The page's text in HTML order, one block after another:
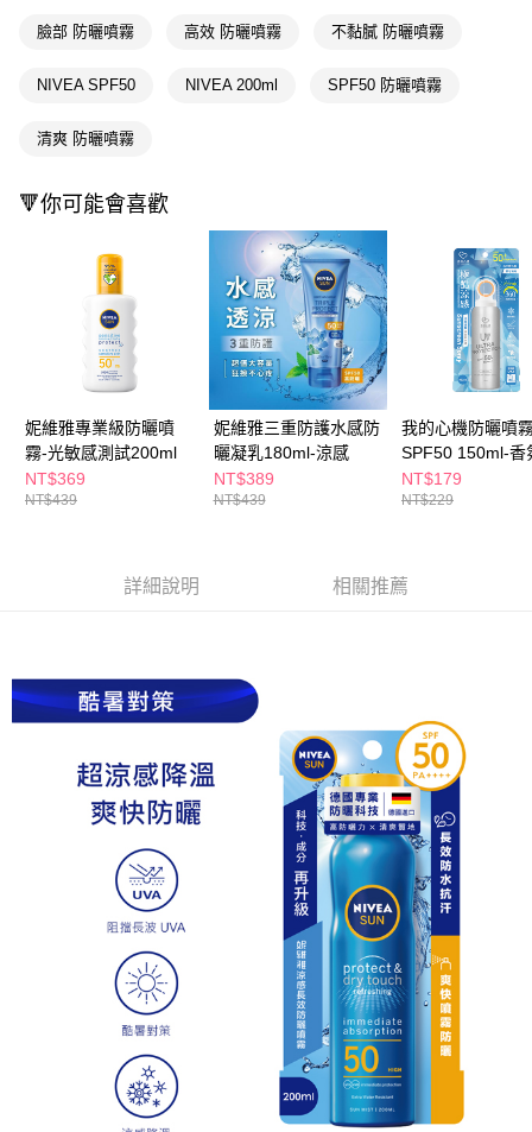
結帳頁面，進行簡訊認證並確認金額後，即可完成結帳。
３．收到繳費通知簡訊後14天內，點擊此簡訊中的連結，可透過四大超商／
ATM／網路銀行／等多元方式進行付款，方視為交易完成。
購買商品的店家。未經商家同意取消之訂單仍視為有效，需透過AFTEE先享
是否繳費成功／繳費後需取消欲退款等相關疑問，請聯繫「AFTEE先享後付
【注意事項】
１．透過由恩沛科技股份有限公司提供之「AFTEE先享後付」服務完成之交
易，需依本服務之必要範圍內提供個人資料，並將交易相關給付款項請求債
權轉讓予恩沛科技股份有限公司。
２．關於個人資料處理事宜，請瀏覽以下網址：
https://aftee.tw/terms/#terms3
３．未成年的使用者請事先徵得法定代理人或監護人之同意方可使用
「AFTEE先享後付」，若未經同意申辦者引起之損失，本公司不負相關責
任。
４．使用「AFTEE先享後付」時，將依據個別帳號之用戶狀況，依本公司即
時審查核予不同之上限額度；若仍有額度不足之情形，本公司將視審查結果
請求用戶進行身份認證。
付款後全家取貨
每筆NT$65，滿NT$490(含以上)免運費
每筆NT$65，滿NT$490(含以上)免運費
7-11取貨付款
每筆NT$65，滿NT$490(含以上)免運費
付款後7-11取貨
每筆NT$65，滿NT$490(含以上)免運費
每筆NT$100，滿NT$790(含以上)免運費
付款後寶雅門市自取(由倉庫統一出貨)
臉部 防曬噴霧 高效 防曬噴霧 不黏膩 防曬噴霧
NIVEA SPF50 NIVEA 200ml SPF50 防曬噴霧
清爽 防曬噴霧
🔻你可能會喜歡
妮維雅專業級防曬噴
霧-光敏感測試200ml
NT$369
NT$439
妮維雅三重防護水感防
曬凝乳180ml-涼感
NT$389
NT$439
我的心機防曬噴
SPF50 150ml-香
感
NT$179
NT$229
詳細說明 相關推薦